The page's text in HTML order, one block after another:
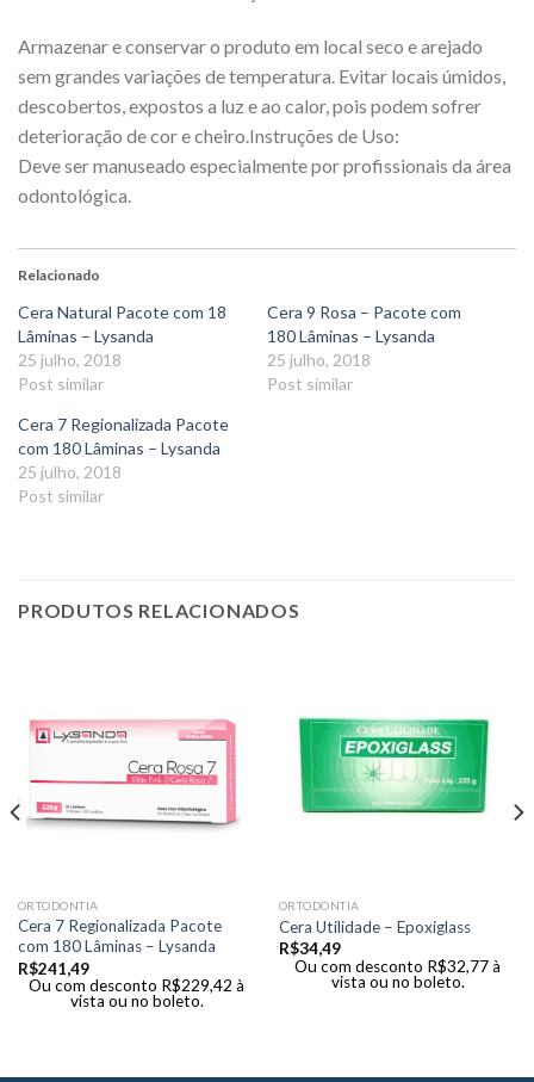
Armazenar e conservar o produto em local seco e arejado
sem grandes variações de temperatura. Evitar locais úmidos,
descobertos, expostos a luz e ao calor, pois podem sofrer
deterioração de cor e cheiro.Instruções de Uso:
Deve ser manuseado especialmente por profissionais da área
odontológica.
Relacionado
Cera Natural Pacote com 18
Lâminas – Lysanda
25 julho, 2018
Post similar
Cera 9 Rosa – Pacote com
180 Lâminas – Lysanda
25 julho, 2018
Post similar
Cera 7 Regionalizada Pacote
com 180 Lâminas – Lysanda
25 julho, 2018
Post similar
PRODUTOS RELACIONADOS
ORTODONTIA
Cera 7 Regionalizada Pacote
com 180 Lâminas – Lysanda
R$241,49
Ou com desconto R$229,42 à
vista ou no boleto.
ORTODONTIA
Cera Utilidade – Epoxiglass
R$34,49
Ou com desconto R$32,77à
vista ou no boleto.